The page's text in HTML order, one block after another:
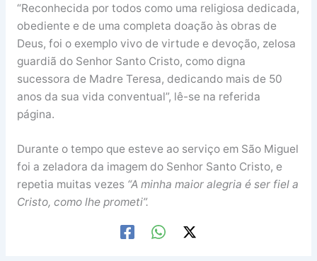
“Reconhecida por todos como uma religiosa dedicada,
obediente e de uma completa doação às obras de
Deus, foi o exemplo vivo de virtude e devoção, zelosa
guardiã do Senhor Santo Cristo, como digna
sucessora de Madre Teresa, dedicando mais de 50
anos da sua vida conventual”, lê-se na referida
página.
Durante o tempo que esteve ao serviço em São Miguel
foi a zeladora da imagem do Senhor Santo Cristo, e
repetia muitas vezes “A minha maior alegria é ser fiel a
Cristo, como lhe prometi”.